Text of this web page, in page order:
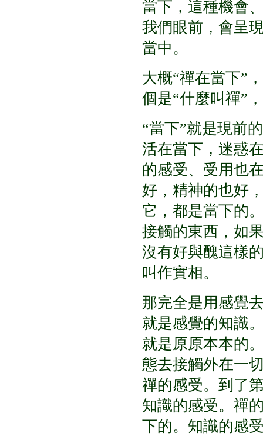
當下，這種機會
我們眼前，會呈
當中。
大概“禪在當下”
個是“什麼叫禪”
“當下”就是現前
活在當下，迷惑
的感受、受用也
好，精神的也好
它，都是當下的
接觸的東西，如
沒有好與醜這樣
叫作實相。
那完全是用感覺
就是感覺的知識
就是原原本本的
態去接觸外在一
禪的感受。到了
知識的感受。禪
下的。知識的感